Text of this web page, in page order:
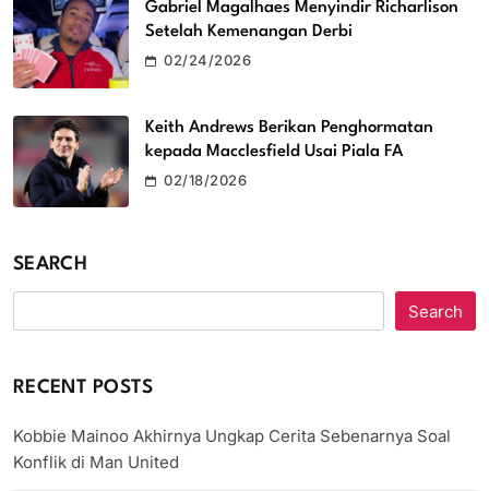
Gabriel Magalhaes Menyindir Richarlison
Setelah Kemenangan Derbi
02/24/2026
Keith Andrews Berikan Penghormatan
kepada Macclesfield Usai Piala FA
02/18/2026
SEARCH
Search
RECENT POSTS
Kobbie Mainoo Akhirnya Ungkap Cerita Sebenarnya Soal
Konflik di Man United